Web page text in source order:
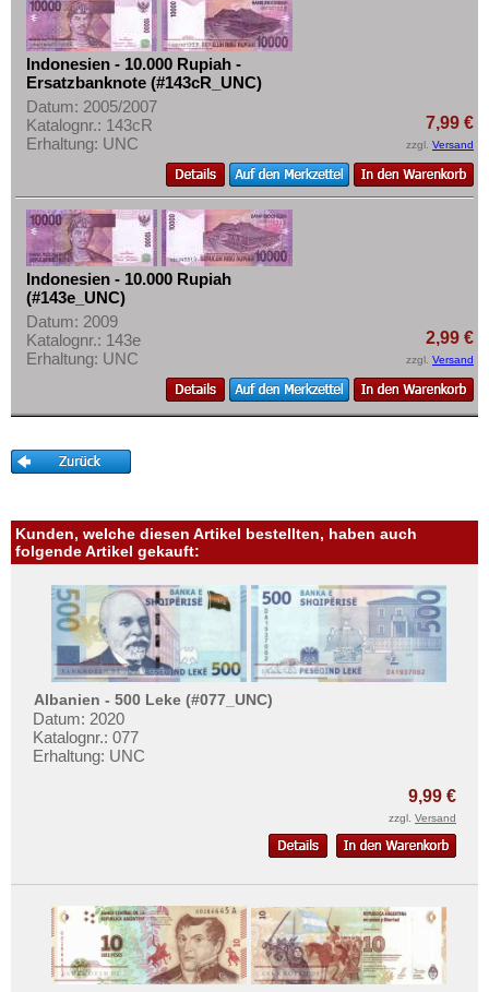
Malaysia
Malediven
Mongolei
Myanmar
Nagorny Karabach
Nepal
Niederländisch Indien
Nordkorea
Oman
Pakistan
Philippinen
Portugiesisch Indien
Singapur
Straits Settlements
Süd-Ossetien
Südkorea
Syrien
Tadschikistan
Taiwan
Thailand
Timor
Vereinigte Arabische Emirate
Vietnam
Vietnam Süd
Mehr über...
Zahlungsbedingungen
Privatsphäre und Datenschutz
Widerrufsbelehrung
Liefer- und Versandkosten
Impressum
Indonesien - 10.000 Rupiah -
Ersatzbanknote (#143cR_UNC)
Datum: 2005/2007
Katalognr.: 143cR
Erhaltung: UNC
7,99 €
zzgl. Versand
Indonesien - 10.000 Rupiah
(#143e_UNC)
Datum: 2009
Katalognr.: 143e
Erhaltung: UNC
2,99 €
zzgl. Versand
Kunden, welche diesen Artikel bestellten, haben auch
folgende Artikel gekauft:
Albanien - 500 Leke (#077_UNC)
Datum: 2020
Katalognr.: 077
Erhaltung: UNC
9,99 €
zzgl. Versand